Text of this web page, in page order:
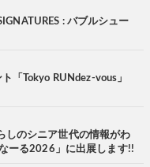
: バブルシュー
「Tokyo RUNdez-vous」
しのシニア世代の情報がわ
ーる2026」に出展します!!